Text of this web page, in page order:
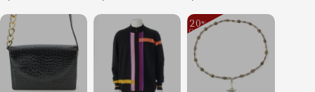
ク 54
20%
OFF ～